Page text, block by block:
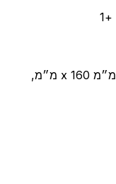
+1
IRWIN סדן ארבעה להבים למקדחה, 14 מ״מ x 160 מ״מ,